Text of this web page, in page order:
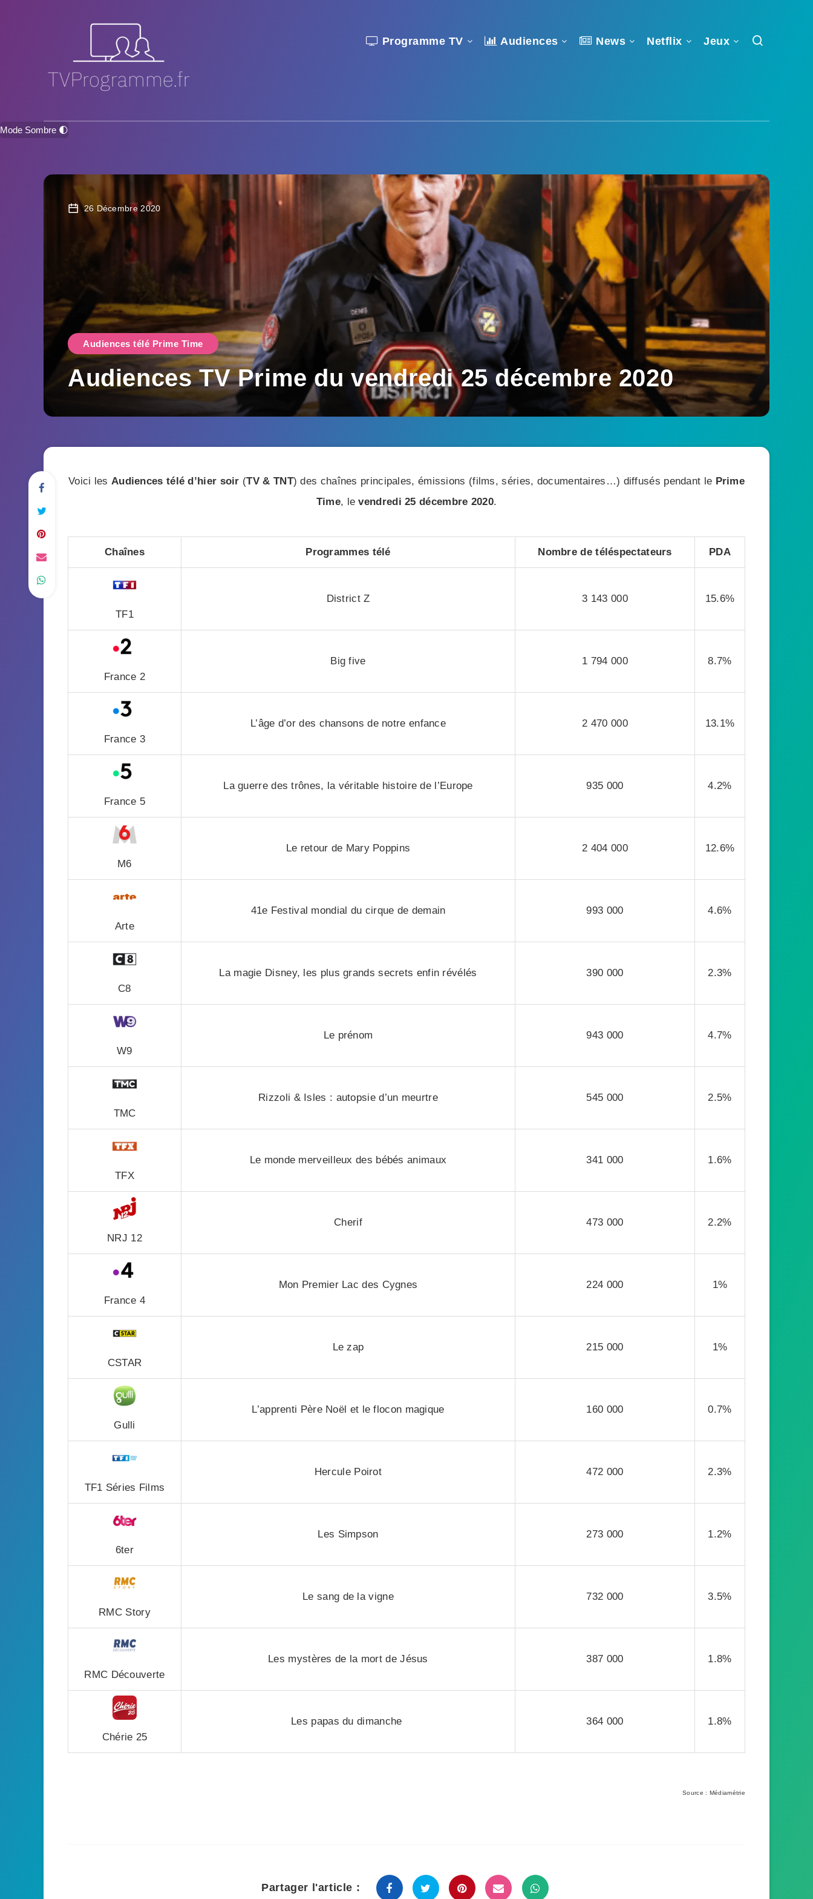
Programme TV Audiences News Netflix Jeux
Mode Sombre 🌓
26 Décembre 2020
Audiences télé Prime Time
Audiences TV Prime du vendredi 25 décembre 2020
Voici les Audiences télé d’hier soir (TV & TNT) des chaînes principales, émissions (films, séries, documentaires…) diffusés pendant le Prime
Time, le vendredi 25 décembre 2020.
Chaînes Programmes télé Nombre de téléspectateurs PDA
TF1
District Z 3 143 000 15.6%
France 2
Big five 1 794 000 8.7%
France 3
L’âge d’or des chansons de notre enfance 2 470 000 13.1%
France 5
La guerre des trônes, la véritable histoire de l’Europe 935 000 4.2%
M6
Le retour de Mary Poppins 2 404 000 12.6%
Arte
41e Festival mondial du cirque de demain 993 000 4.6%
C8
La magie Disney, les plus grands secrets enfin révélés 390 000 2.3%
W9
Le prénom 943 000 4.7%
TMC
Rizzoli & Isles : autopsie d’un meurtre 545 000 2.5%
TFX
Le monde merveilleux des bébés animaux 341 000 1.6%
NRJ 12
Cherif 473 000 2.2%
France 4
Mon Premier Lac des Cygnes 224 000 1%
CSTAR
Le zap 215 000 1%
Gulli
L’apprenti Père Noël et le flocon magique 160 000 0.7%
TF1 Séries Films
Hercule Poirot 472 000 2.3%
6ter
Les Simpson 273 000 1.2%
RMC Story
Le sang de la vigne 732 000 3.5%
RMC Découverte
Les mystères de la mort de Jésus 387 000 1.8%
Chérie 25
Les papas du dimanche 364 000 1.8%
Source : Médiamétrie
Partager l'article :